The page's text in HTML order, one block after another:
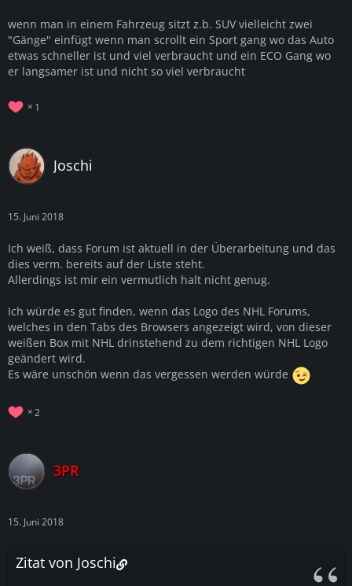
wenn man in einem Fahrzeug sitzt z.b. SUV vielleicht zwei
"Gänge" einfügt wenn man scrollt ein Sport gang wo das Auto
etwas schneller ist und viel verbraucht und ein ECO Gang wo
er langsamer ist und nicht so viel verbraucht
1
Joschi
15. Juni 2018
Ich weiß, dass Forum ist aktuell in der Überarbeitung und das
dies verm. bereits auf der Liste steht.
Allerdings ist mir ein vermutlich halt nicht genug.
Ich würde es gut finden, wenn das Logo des NHL Forums,
welches in den Tabs des Browsers angezeigt wird, von dieser
weißen Box mit NHL drinstehend zu dem richtigen NHL Logo
geändert wird.
Es wäre unschön wenn das vergessen werden würde
2
3PR
15. Juni 2018
Zitat von Joschi